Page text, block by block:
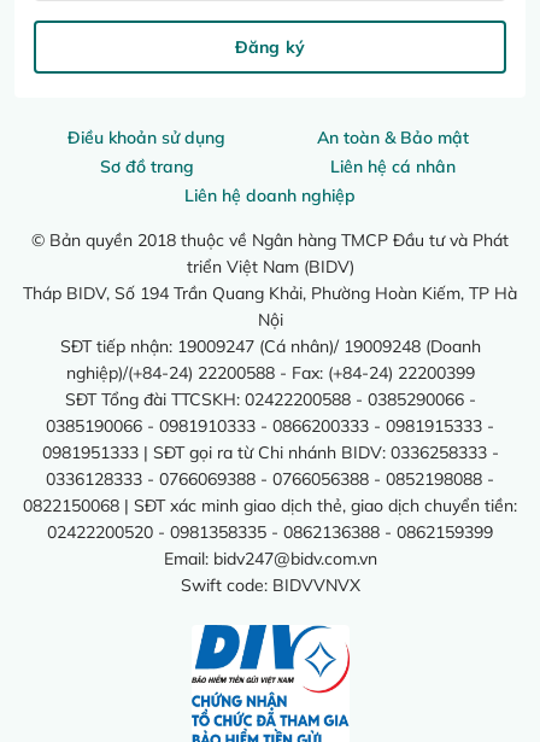
Điều khoản sử dụng
An toàn & Bảo mật
Sơ đồ trang
Liên hệ cá nhân
Liên hệ doanh nghiệp
© Bản quyền 2018 thuộc về Ngân hàng TMCP Đầu tư và Phát
triển Việt Nam (BIDV)
Tháp BIDV, Số 194 Trần Quang Khải, Phường Hoàn Kiếm, TP Hà
Nội
SĐT tiếp nhận: 19009247 (Cá nhân)/ 19009248 (Doanh
nghiệp)/(+84-24) 22200588 - Fax: (+84-24) 22200399
SĐT Tổng đài TTCSKH: 02422200588 - 0385290066 -
0385190066 - 0981910333 - 0866200333 - 0981915333 -
0981951333 | SĐT gọi ra từ Chi nhánh BIDV: 0336258333 -
0336128333 - 0766069388 - 0766056388 - 0852198088 -
0822150068 | SĐT xác minh giao dịch thẻ, giao dịch chuyển tiền:
02422200520 - 0981358335 - 0862136388 - 0862159399
Email: bidv247@bidv.com.vn
Swift code: BIDVVNVX
Đăng ký